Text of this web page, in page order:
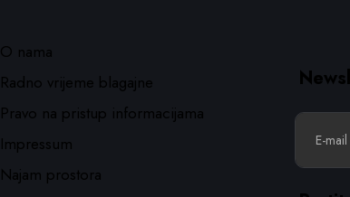
O nama
Radno vrijeme blagajne
Pravo na pristup informacijama
Impressum
Najam prostora